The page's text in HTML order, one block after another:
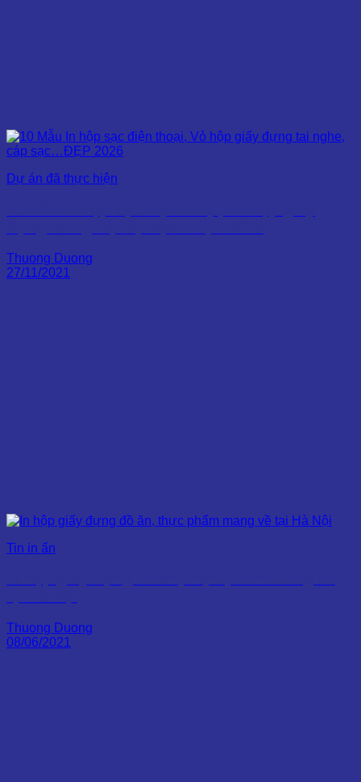
Dự án đã thực hiện
Thuong Duong
27/11/2021
Tin in ấn
Thuong Duong
08/06/2021